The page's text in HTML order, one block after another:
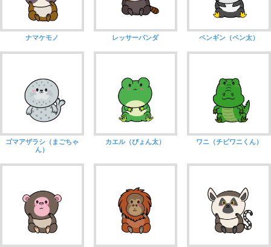
ナマケモノ レッサーパンダ ペンギン（ペン太）
ゴマアザラシ（まごちゃ
ん）
カエル（ぴょん太） ワニ（チビワニくん）